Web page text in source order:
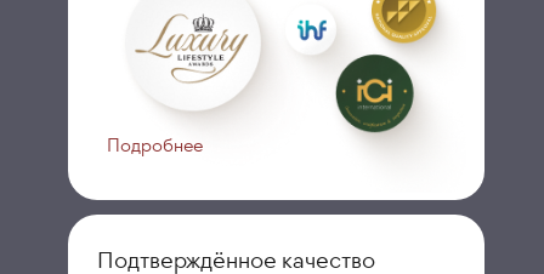
Подробнее
Подтверждённое качество